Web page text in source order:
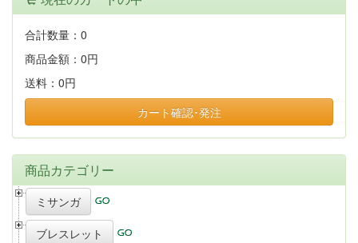
合計数量： 0
商品金額： 0円
送料： 0円
カート確認･発注
商品カテゴリー
ミサンガ
ブレスレット